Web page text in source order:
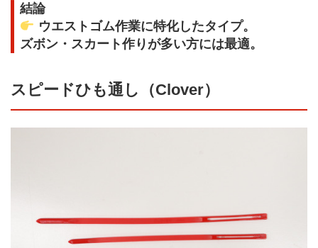
結論
ウエストゴム作業に特化したタイプ。
ズボン・スカート作りが多い方には最適。
スピードひも通し（Clover）